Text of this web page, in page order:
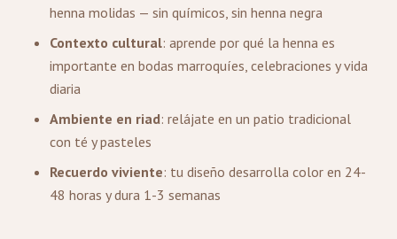
henna molidas — sin químicos, sin henna negra
Contexto cultural: aprende por qué la henna es
importante en bodas marroquíes, celebraciones y vida
diaria
Ambiente en riad: relájate en un patio tradicional
con té y pasteles
Recuerdo viviente: tu diseño desarrolla color en 24-
48 horas y dura 1-3 semanas